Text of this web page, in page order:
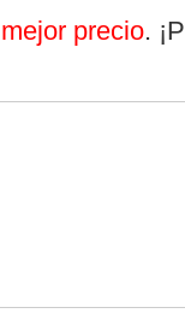
mejor precio.